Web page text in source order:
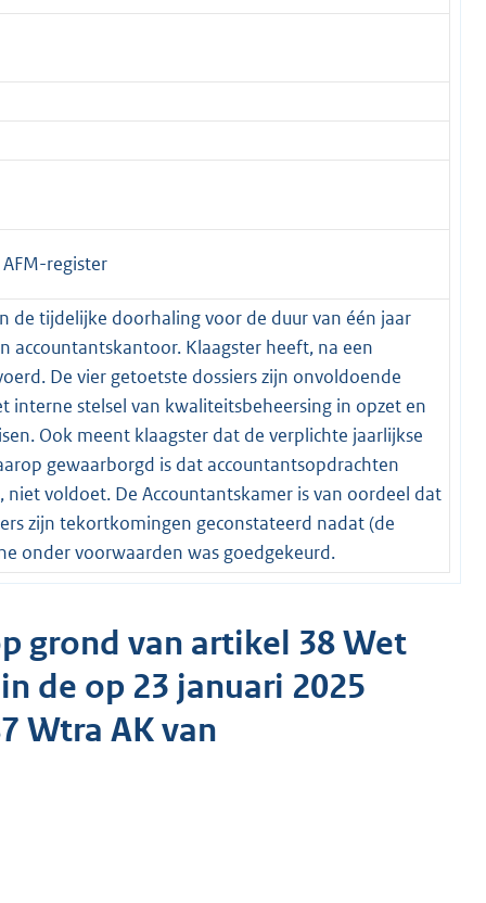
register
de tijdelijke doorhaling voor de duur van één jaar
Klaagster heeft, na een
De vier getoetste dossiers zijn onvoldoende
stelsel van kwaliteitsbeheersing in opzet en
Ook meent klaagster dat de verplichte jaarlijkse
gewaarborgd is dat accountantsopdrachten
voldoet. De Accountantskamer is van oordeel dat
zijn tekortkomingen geconstateerd nadat (de
onder voorwaarden was goedgekeurd.
grond van artikel 38 Wet
de op 23 januari 2025
Wtra AK van